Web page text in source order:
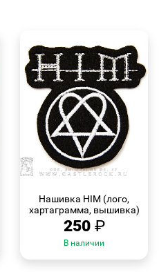
Нашивка HIM (лого,
хартаграмма, вышивка)
250 ₽
В наличии